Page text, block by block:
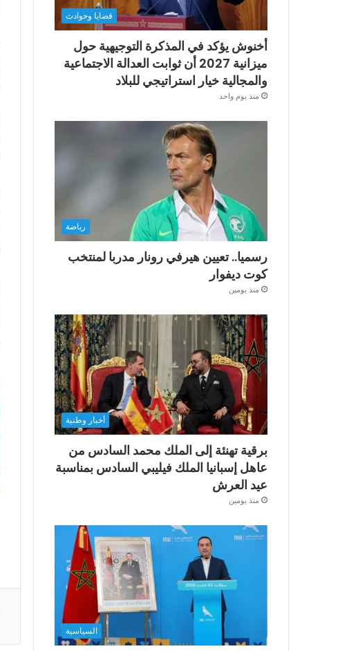
قضايا وحوادث
أخنوش يؤكد في المذكرة التوجيهية حول
ميزانية 2027 أن ثوابت العدالة الاجتماعية
والمجالية خيار استراتيجي للبلاد
منذ يوم واحد
رياضة
رسميا.. تعيين هيرفي رونار مدربا لمنتخب
كوت ديفوار
منذ يومين
أخبار وطنية
برقية تهنئة إلى الملك محمد السادس من
عاهل إسبانيا الملك فيليبي السادس بمناسبة
عيد العرش
منذ يومين
السياسية